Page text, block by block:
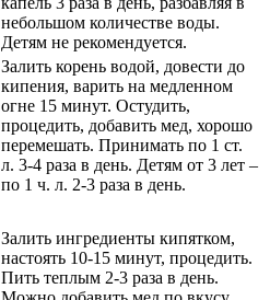
небольшом количестве воды.
Детям не рекомендуется.
Залить корень водой, довести до
кипения, варить на медленном
огне 15 минут. Остудить,
процедить, добавить мед, хорошо
перемешать. Принимать по 1 ст.
л. 3-4 раза в день. Детям от 3 лет –
по 1 ч. л. 2-3 раза в день.
Залить ингредиенты кипятком,
настоять 10-15 минут, процедить.
Пить теплым 2-3 раза в день.